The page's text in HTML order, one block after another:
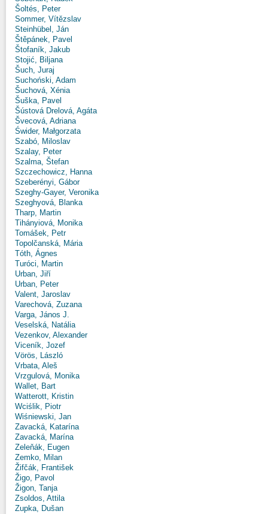
Šoltés, Peter
Sommer, Vítězslav
Steinhübel, Ján
Štěpánek, Pavel
Štofaník, Jakub
Stojić, Biljana
Šuch, Juraj
Suchoński, Adam
Šuchová, Xénia
Šuška, Pavel
Šústová Drelová, Agáta
Švecová, Adriana
Świder, Małgorzata
Szabó, Miloslav
Szalay, Peter
Szalma, Štefan
Szczechowicz, Hanna
Szeberényi, Gábor
Szeghy-Gayer, Veronika
Szeghyová, Blanka
Tharp, Martin
Tihányiová, Monika
Tomášek, Petr
Topolčanská, Mária
Tóth, Ágnes
Turóci, Martin
Urban, Jiří
Urban, Peter
Valent, Jaroslav
Varechová, Zuzana
Varga, János J.
Veselská, Natália
Vezenkov, Alexander
Viceník, Jozef
Vörös, László
Vrbata, Aleš
Vrzgulová, Monika
Wallet, Bart
Watterott, Kristin
Wciślik, Piotr
Wiśniewski, Jan
Zavacká, Katarína
Zavacká, Marína
Zeleňák, Eugen
Zemko, Milan
Žifčák, František
Žigo, Pavol
Žigon, Tanja
Zsoldos, Attila
Zupka, Dušan